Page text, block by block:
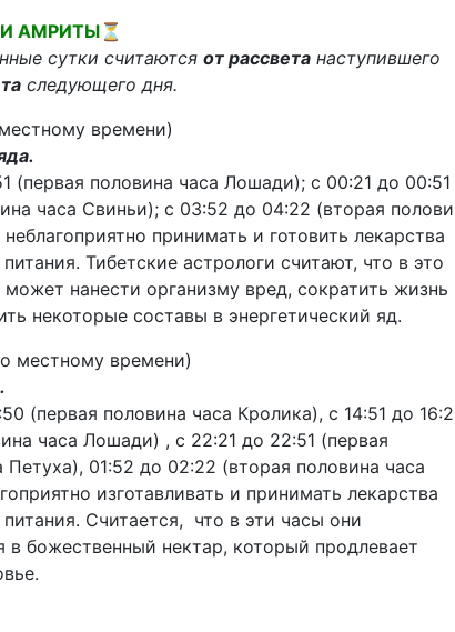
АМРИТЫ⏳
сутки считаются от рассвета наступившего
следующего дня.
времени)
(первая половина часа Лошади); с 00:21 до 00:51
часа Свиньи); с 03:52 до 04:22 (вторая
принимать и готовить лекарства
Тибетские астрологи считают, что в это
может нанести организму вред, сократить жизнь
некоторые составы в энергетический яд.
местному времени)
(первая половина часа Кролика), с 14:51 до
часа Лошади) , с 22:21 до 22:51 (первая
Петуха), 01:52 до 02:22 (вторая половина часа
изготавливать и принимать лекарства
Считается, что в эти часы они
в божественный нектар, который продлевает